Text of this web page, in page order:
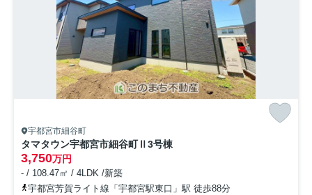
宇都宮市細谷町
タマタウン宇都宮市細谷町Ⅱ 3号棟
3,750万円
- / 108.47㎡ / 4LDK /新築
宇都宮芳賀ライト線「宇都宮駅東口」駅 徒歩88分